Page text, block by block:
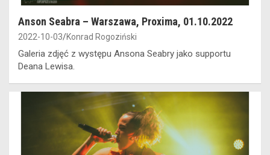
Anson Seabra – Warszawa, Proxima, 01.10.2022
2022-10-03 Konrad Rogoziński
Galeria zdjęć z występu Ansona Seabry jako supportu
Deana Lewisa.